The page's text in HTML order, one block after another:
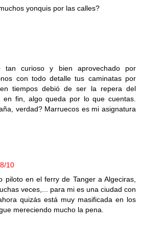
yonquis por las calles?
tan curioso y bien aprovechado por
con todo detalle tus caminatas por
tiempos debió de ser la repera del
en fin, algo queda por lo que cuentas.
verdad? Marruecos es mi asignatura
10
piloto en el ferry de Tanger a Algeciras,
veces,... para mi es una ciudad con
quizás está muy masificada en los
mereciendo mucho la pena.